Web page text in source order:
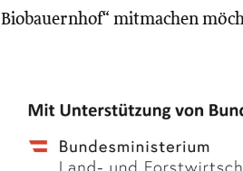
Biobauernhof“ mitmachen